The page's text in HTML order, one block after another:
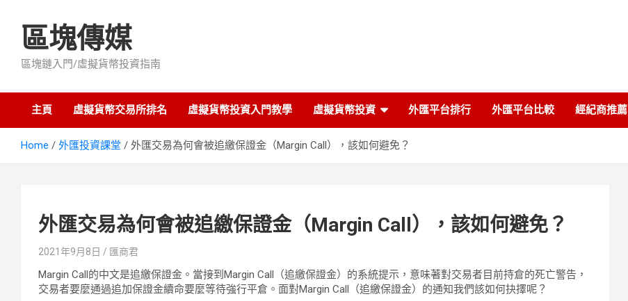
content區塊傳媒
區塊鏈入門/虛擬貨幣投資指南
主頁 虛擬貨幣交易所排名 虛擬貨幣投資入門教學 虛擬貨幣投資 外匯平台排行 外匯平台比較 經紀商推薦
Home 外匯投資課堂 外匯交易為何會被追繳保證金（Margin Call），該如何避免？
外匯交易為何會被追繳保證金（Margin Call），該如何避免？
2021年9月8日 匯商君
Margin Call的中文是追繳保證金。當接到Margin Call（追繳保證金）的系統提示，意味著對交易者目前持倉的死亡警告，
交易者要麼通過追加保證金續命要麼等待強行平倉。面對Margin Call（追繳保證金）的通知我們該如何抉擇呢？